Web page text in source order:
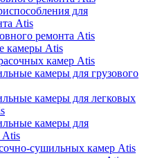
для
Atis
ремонта Atis
камеры Atis
камер Atis
камеры для грузового
камеры для легковых
камеры для
Atis
сушильных камер Atis